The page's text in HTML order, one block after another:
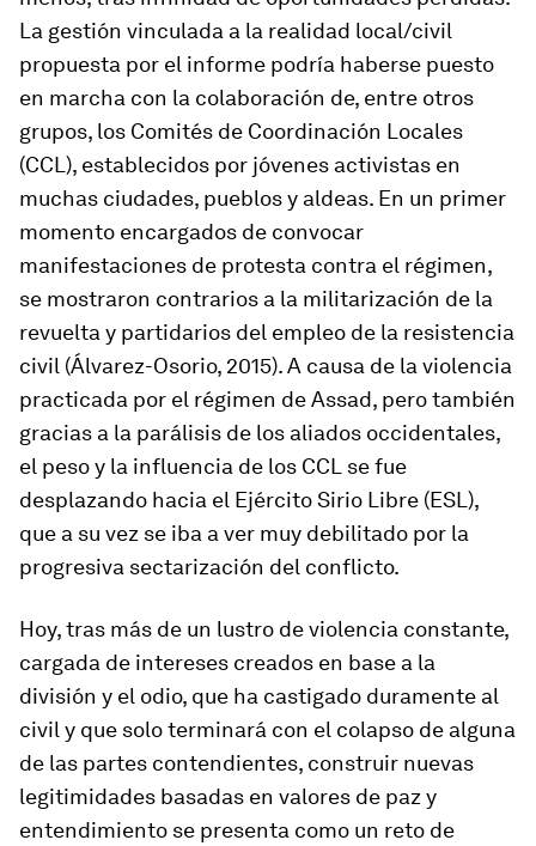
La gestión vinculada a la realidad local/civil
propuesta por el informe podría haberse puesto
en marcha con la colaboración de, entre otros
grupos, los Comités de Coordinación Locales
(CCL), establecidos por jóvenes activistas en
muchas ciudades, pueblos y aldeas. En un primer
momento encargados de convocar
manifestaciones de protesta contra el régimen,
se mostraron contrarios a la militarización de la
revuelta y partidarios del empleo de la resistencia
civil (Álvarez-Osorio, 2015). A causa de la violencia
practicada por el régimen de Assad, pero también
gracias a la parálisis de los aliados occidentales,
el peso y la influencia de los CCL se fue
desplazando hacia el Ejército Sirio Libre (ESL),
que a su vez se iba a ver muy debilitado por la
progresiva sectarización del conflicto.
Hoy, tras más de un lustro de violencia constante,
cargada de intereses creados en base a la
división y el odio, que ha castigado duramente al
civil y que solo terminará con el colapso de alguna
de las partes contendientes, construir nuevas
legitimidades basadas en valores de paz y
entendimiento se presenta como un reto de